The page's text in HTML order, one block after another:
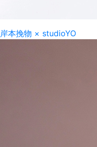
岸本挽物 × studioYO